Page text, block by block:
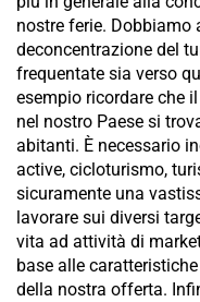
nostre ferie. Dobbiamo
deconcentrazione del
frequentate sia verso
esempio ricordare che
nel nostro Paese si
abitanti. È necessario
active, cicloturismo,
sicuramente una
lavorare sui diversi
vita ad attività di
base alle
della nostra offerta.